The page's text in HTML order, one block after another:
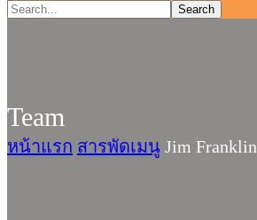
Team
หน้าแรก สารพัดเมนู Jim Franklin